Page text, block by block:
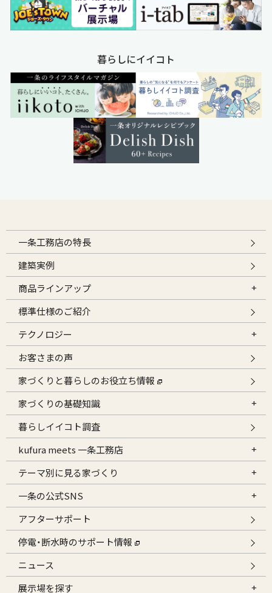
暮らしにイイコト
一条工務店の特長
建築実例
商品ラインアップ
標準仕様のご紹介
テクノロジー
お客さまの声
家づくりと暮らしのお役立ち情報
家づくりの基礎知識
暮らしイイコト調査
kufura meets 一条工務店
テーマ別に見る家づくり
一条の公式SNS
アフターサポート
停電・断水時のサポート情報
ニュース
展示場を探す